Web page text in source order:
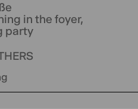
in the foyer,
party